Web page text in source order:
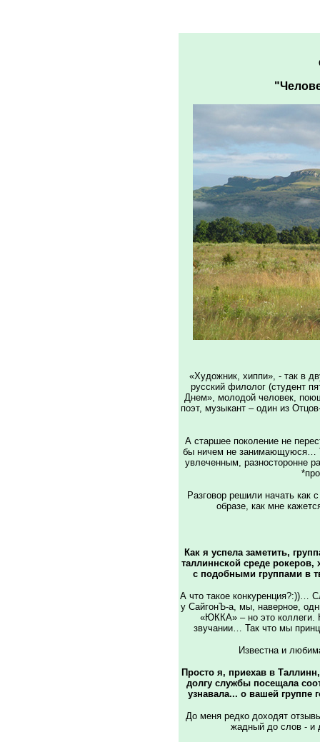
«Художник, хиппи», - так в
русский филолог (студент
Днем», молодой человек,
поэт, музыкант – один из
А старшее поколение не
бы ничем не занимающуюся…
увлеченным, разносторонне
Разговор решили начать как
образе, как мне
Как я успела заметить,
таллиннской среде рокеров,
с подобными группами в
А что такое конкуренция?:))…
у СайгонЪ-а, мы, наверное,
«ЮККА» – но это коллеги.
звучании… Так что мы
Известна и
Просто я, приехав в
долгу службы посещала
узнавала... о вашей
До меня редко доходят
жадный до слов - и